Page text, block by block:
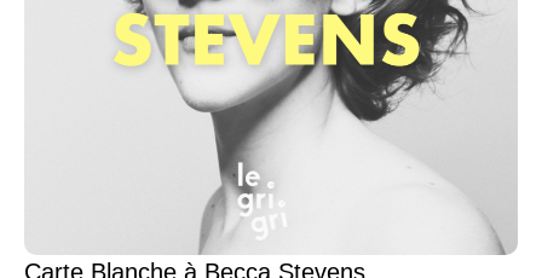
Carte Blanche à Becca Stevens